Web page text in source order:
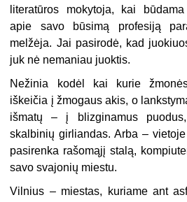
literatūros mokytoja, kai
apie savo būsimą profesiją
melžėja. Jai pasirodė, kad
juk nė nemaniau juoktis.
Nežinia kodėl kai kurie
iškeičia į žmogaus akis, o
išmatų – į blizginamus
skalbinių girliandas. Arba –
pasirenka rašomąjį stalą,
savo svajonių miestu.
Vilnius – miestas, kuriame ant